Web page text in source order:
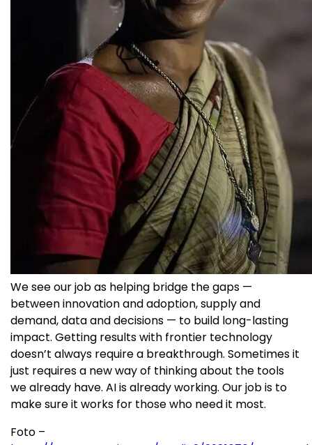
We see our job as helping bridge the gaps —
between innovation and adoption, supply and
demand, data and decisions — to build long-lasting
impact. Getting results with frontier technology
doesn’t always require a breakthrough. Sometimes it
just requires a new way of thinking about the tools
we already have. AI is already working. Our job is to
make sure it works for those who need it most.
Foto –